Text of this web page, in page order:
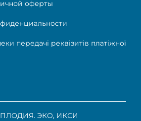
оферты
передачі реквізитів платіжної
ЭКО, ИКСИ